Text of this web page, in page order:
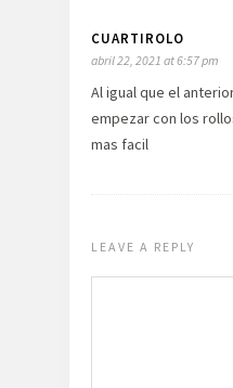
CUARTIROLO
abril 22, 2021 at 6:57 pm
Al igual que el
empezar con los
mas facil
LEAVE A REPLY